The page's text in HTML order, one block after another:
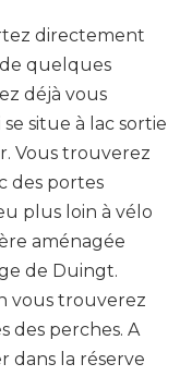
directement
quelques
déjà vous
situe à lac sortie
Vous trouverez
des portes
plus loin à vélo
aménagée
de Duingt.
vous trouverez
des perches. A
dans la réserve